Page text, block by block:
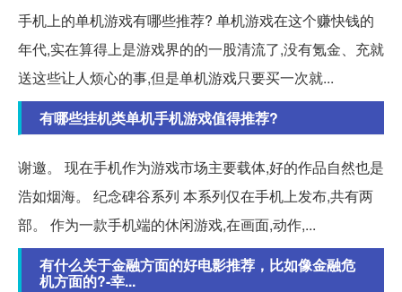
手机上的单机游戏有哪些推荐? 单机游戏在这个赚快钱的
年代,实在算得上是游戏界的的一股清流了,没有氪金、充就
送这些让人烦心的事,但是单机游戏只要买一次就...
有哪些挂机类单机手机游戏值得推荐?
谢邀。 现在手机作为游戏市场主要载体,好的作品自然也是
浩如烟海。 纪念碑谷系列 本系列仅在手机上发布,共有两
部。 作为一款手机端的休闲游戏,在画面,动作,...
有什么关于金融方面的好电影推荐，比如像金融危
机方面的?-幸...